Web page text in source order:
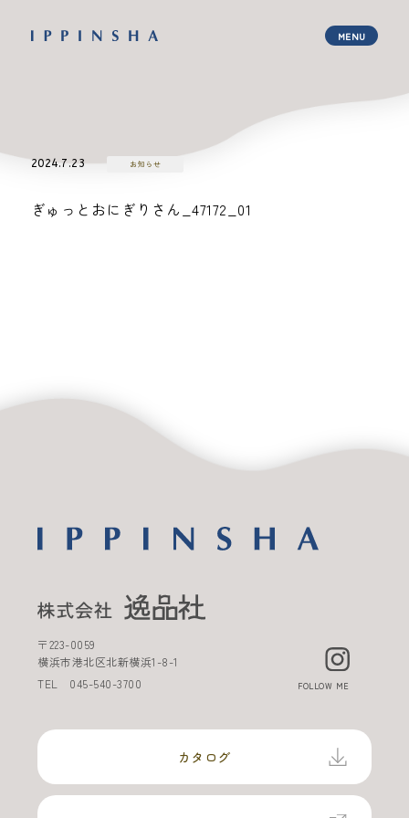
2024.7.23 お知らせ
ぎゅっとおにぎりさん_47172_01
〒223-0059
横浜市港北区北新横浜1-8-1
TEL 045-540-3700 FOLLOW ME
カタログ